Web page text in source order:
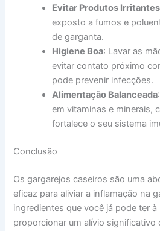
Evitar Produtos Irritantes
exposto a fumos e
de garganta.
Higiene Boa: Lavar as
evitar contato próximo
pode prevenir infecções.
Alimentação Balanceada
em vitaminas e minerais,
fortalece o seu sistema
Conclusão
Os gargarejos caseiros são uma
eficaz para aliviar a inflamação na
ingredientes que você já pode ter
proporcionar um alívio significativo